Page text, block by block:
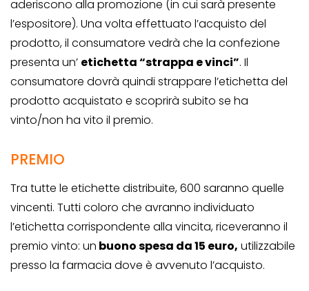
aderiscono alla promozione (in cui sarà presente
l’espositore). Una volta effettuato l’acquisto del
prodotto, il consumatore vedrà che la confezione
presenta un’ etichetta “strappa e vinci”. Il
consumatore dovrà quindi strappare l’etichetta del
prodotto acquistato e scoprirà subito se ha
vinto/non ha vito il premio.
PREMIO
Tra tutte le etichette distribuite, 600 saranno quelle
vincenti. Tutti coloro che avranno individuato
l’etichetta corrispondente alla vincita, riceveranno il
premio vinto: un buono spesa da 15 euro, utilizzabile
presso la farmacia dove è avvenuto l’acquisto.